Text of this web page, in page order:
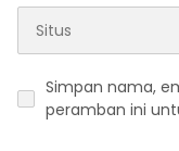
Simpan nama,
peramban ini